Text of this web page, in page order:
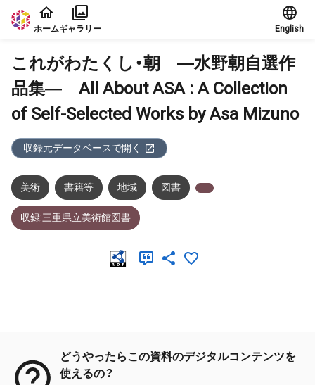
本文に飛ぶ
ホームギャラリー English
これがわたくし・朝 ―水野朝自選作
品集― All About ASA : A Collection
of Self-Selected Works by Asa Mizuno
収録元データベースで開く
美術 書籍等 地域 図書
収録:三重県立美術館図書
どうやったらこの資料のデジタルコンテンツを
使えるの？